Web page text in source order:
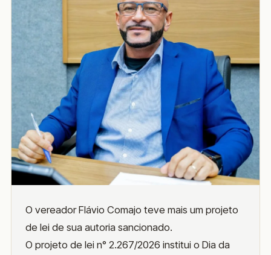
O vereador Flávio Comajo teve mais um projeto
de lei de sua autoria sancionado.
O projeto de lei n° 2.267/2026 institui o Dia da